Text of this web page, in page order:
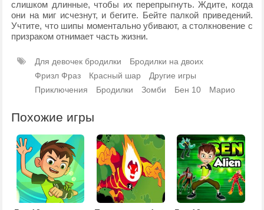
слишком длинные, чтобы их перепрыгнуть. Ждите, когда
они на миг исчезнут, и бегите. Бейте палкой приведений.
Учтите, что шипы моментально убивают, а столкновение с
призраком отнимает часть жизни.
Для девочек бродилки
Бродилки на двоих
Фризл Фраз
Красный шар
Другие игры
Приключения
Бродилки Зомби Бен 10 Марио
Похожие игры